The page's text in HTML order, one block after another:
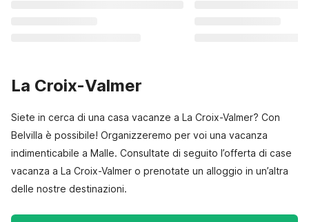
La Croix-Valmer
Siete in cerca di una casa vacanze a La Croix-Valmer? Con
Belvilla è possibile! Organizzeremo per voi una vacanza
indimenticabile a Malle. Consultate di seguito l’offerta di case
vacanza a La Croix-Valmer o prenotate un alloggio in un’altra
delle nostre destinazioni.